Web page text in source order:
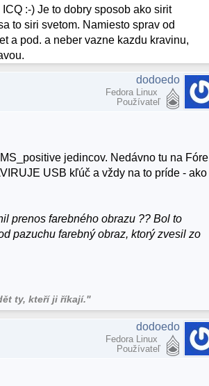
:-) Je to dobry sposob ako sirit
to siri svetom. Namiesto sprav od
a pod. a neber vazne kazdu kravinu,
dodoedo
Fedora Linux
Používateľ
jedincov. Nedávno tu na Fóre
USB kľúč a vždy na to príde - ako
prenos farebného obrazu ?? Bol to
pazuchu farebný obraz, ktorý zvesil zo
ty, kteří ji říkají."
dodoedo
Fedora Linux
Používateľ